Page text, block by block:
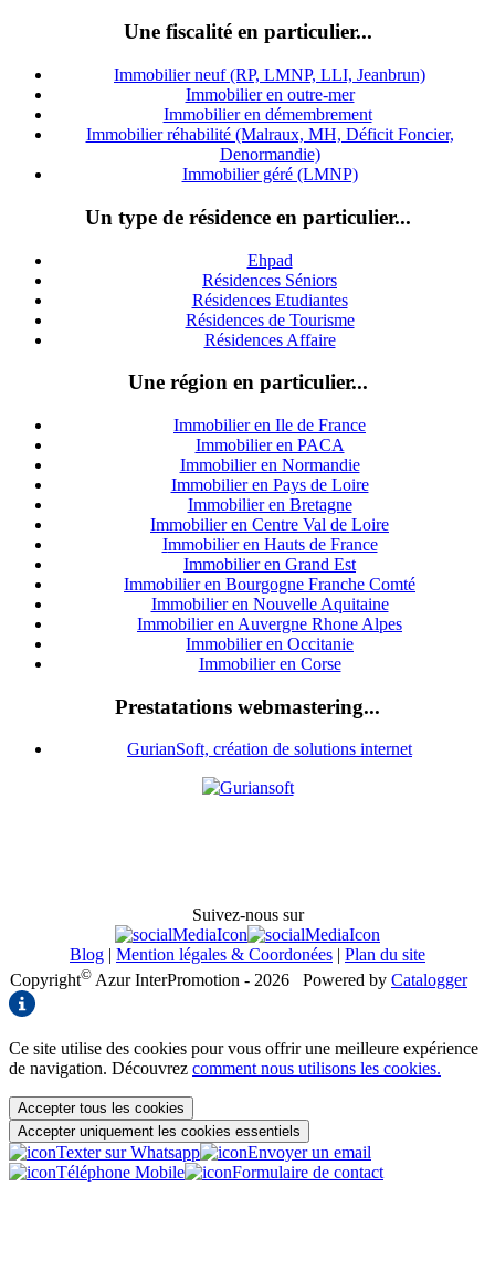
Une fiscalité en particulier...
Immobilier neuf (RP, LMNP, LLI, Jeanbrun)
Immobilier en outre-mer
Immobilier en démembrement
Immobilier réhabilité (Malraux, MH, Déficit Foncier,
Denormandie)
Immobilier géré (LMNP)
Un type de résidence en particulier...
Ehpad
Résidences Séniors
Résidences Etudiantes
Résidences de Tourisme
Résidences Affaire
Une région en particulier...
Immobilier en Ile de France
Immobilier en PACA
Immobilier en Normandie
Immobilier en Pays de Loire
Immobilier en Bretagne
Immobilier en Centre Val de Loire
Immobilier en Hauts de France
Immobilier en Grand Est
Immobilier en Bourgogne Franche Comté
Immobilier en Nouvelle Aquitaine
Immobilier en Auvergne Rhone Alpes
Immobilier en Occitanie
Immobilier en Corse
Prestatations webmastering...
GurianSoft, création de solutions internet
Suivez-nous sur
Blog | Mention légales & Coordonées | Plan du site
Copyright© Azur InterPromotion - 2026 Powered by Catalogger
Ce site utilise des cookies pour vous offrir une meilleure expérience
de navigation. Découvrez comment nous utilisons les cookies.
Accepter tous les cookies
Accepter uniquement les cookies essentiels